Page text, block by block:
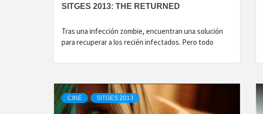
SITGES 2013: THE RETURNED
Tras una infección zombie, encuentran una solución
para recuperar a los recién infectados. Pero todo
CINE SITGES 2013